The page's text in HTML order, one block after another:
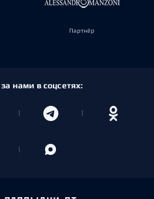
Партнёр
нами в соцсетях: